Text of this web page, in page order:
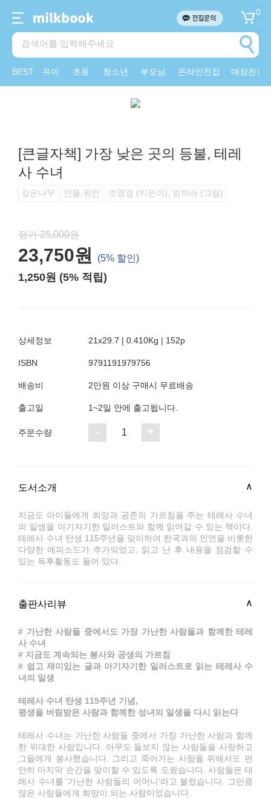
0
BEST 유아 초등 청소년 부모님 온라인전집 매장전집
[큰글자책] 가장 낮은 곳의 등불, 테레
사 수녀
깊은나무 인물,위인 조영경 (지은이), 임하라 (그림)
정가 25,000원
23,750원 (5% 할인)
1,250원 (5% 적립)
상세정보 21x29.7 | 0.410Kg | 152p
ISBN 9791191979756
배송비 2만원 이상 구매시 무료배송
출고일 1~2일 안에 출고됩니다.
주문수량 - 1 +
도서소개
지금도 아이들에게 희망과 공존의 가르침을 주는 테레사 수녀
의 일생을 아기자기한 일러스트와 함께 읽어갈 수 있는 책이다.
테레사 수녀 탄생 115주년을 맞이하여 한국과의 인연을 비롯한
다양한 에피소드가 추가되었고, 읽고 난 후 내용을 점검할 수
있는 독후활동도 들어 있다.
출판사리뷰
# 가난한 사람들 중에서도 가장 가난한 사람들과 함께한 테레
사 수녀
# 지금도 계속되는 봉사와 공생의 가르침
# 쉽고 재미있는 글과 아기자기한 일러스트로 읽는 테레사 수
녀의 일생
테레사 수녀 탄생 115주년 기념,
평생을 버림받은 사람과 함께한 성녀의 일생을 다시 읽는다
테레사 수녀는 가난한 사람들 중에서 가장 가난한 사람과 함께
한 위대한 사람입니다. 아무도 돌보지 않는 사람들을 사랑하고
그들에게 봉사했습니다. 그리고 죽어가는 사람을 위해서도 편
안히 마지막 순간을 맞이할 수 있도록 도왔습니다. 사람들은 테
레사 수녀를 ‘가난한 사람들의 어머니’라고 불렀습니다. 그만큼
많은 사람들에게 희망이 되는 사람이었습니다.